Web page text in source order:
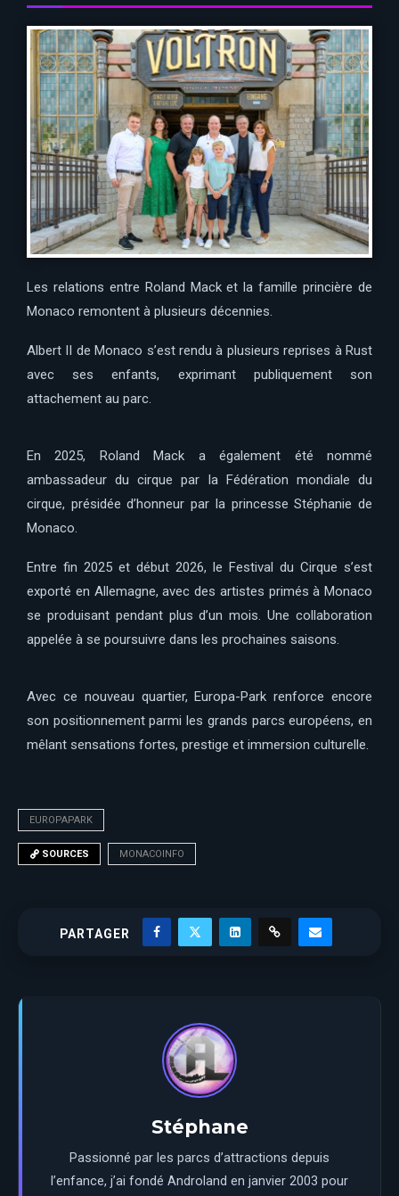
Les relations entre Roland Macket la famille princière de
Monaco remontent à plusieurs décennies.
Albert II de Monaco s’est rendu à plusieurs reprises à Rust
avec ses enfants, exprimant publiquement son
attachement au parc.
En 2025, Roland Mack a également été nommé
ambassadeur du cirque par la Fédération mondiale du
cirque, présidée d’honneur par la princesse Stéphanie de
Monaco.
Entre fin 2025 et début 2026, le Festival du Cirque s’est
exporté en Allemagne, avec des artistes primés à Monaco
se produisant pendant plus d’un mois. Une collaboration
appelée à se poursuivre dans les prochaines saisons.
Avec ce nouveau quartier, Europa-Park renforce encore
son positionnement parmi les grands parcs européens, en
mêlant sensations fortes, prestige et immersion culturelle.
EUROPAPARK
SOURCES MONACOINFO
PARTAGER
Stéphane
Passionné par les parcs d’attractions depuis
l’enfance, j’ai fondé Androland en janvier 2003 pour